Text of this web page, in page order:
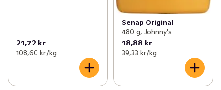
21,72 kr
108,60 kr /kg
Senap Original
480 g, Johnny's
18,88 kr
39,33 kr /kg